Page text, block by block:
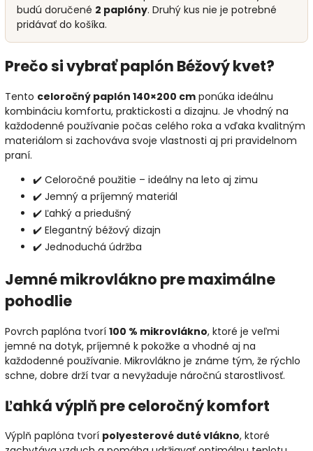
budú doručené 2 paplóny. Druhý kus nie je potrebné
pridávať do košíka.
Prečo si vybrať paplón Béžový kvet?
Tento celoročný paplón 140×200 cm ponúka ideálnu
kombináciu komfortu, praktickosti a dizajnu. Je vhodný na
každodenné používanie počas celého roka a vďaka kvalitným
materiálom si zachováva svoje vlastnosti aj pri pravidelnom
praní.
✔️ Celoročné použitie – ideálny na leto aj zimu
✔️ Jemný a príjemný materiál
✔️ Ľahký a priedušný
✔️ Elegantný béžový dizajn
✔️ Jednoduchá údržba
Jemné mikrovlákno pre maximálne
pohodlie
Povrch paplóna tvorí 100 % mikrovlákno, ktoré je veľmi
jemné na dotyk, príjemné k pokožke a vhodné aj na
každodenné používanie. Mikrovlákno je známe tým, že rýchlo
schne, dobre drží tvar a nevyžaduje náročnú starostlivosť.
Ľahká výplň pre celoročný komfort
Výplň paplóna tvorí polyesterové duté vlákno, ktoré